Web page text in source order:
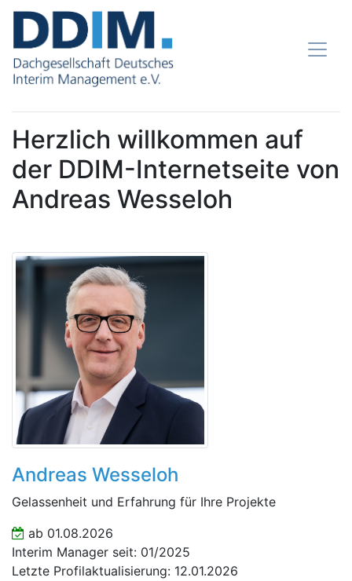
Herzlich willkommen auf
der DDIM-Internetseite von
Andreas Wesseloh
Andreas Wesseloh
Gelassenheit und Erfahrung für Ihre Projekte
ab 01.08.2026
Interim Manager seit: 01/2025
Letzte Profilaktualisierung: 12.01.2026